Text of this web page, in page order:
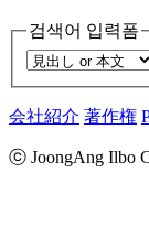
검색어 입력폼
会社紹介 著作権
ⓒ JoongAng Ilbo